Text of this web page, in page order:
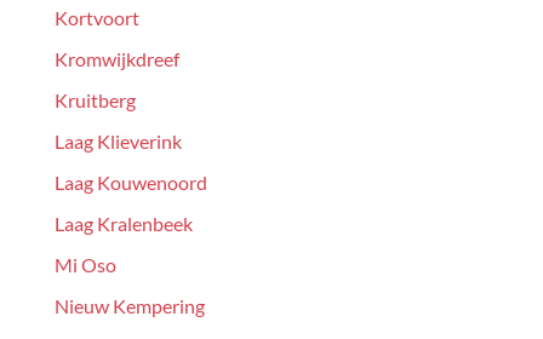
Kortvoort
Kromwijkdreef
Kruitberg
Laag Klieverink
Laag Kouwenoord
Laag Kralenbeek
Mi Oso
Nieuw Kempering